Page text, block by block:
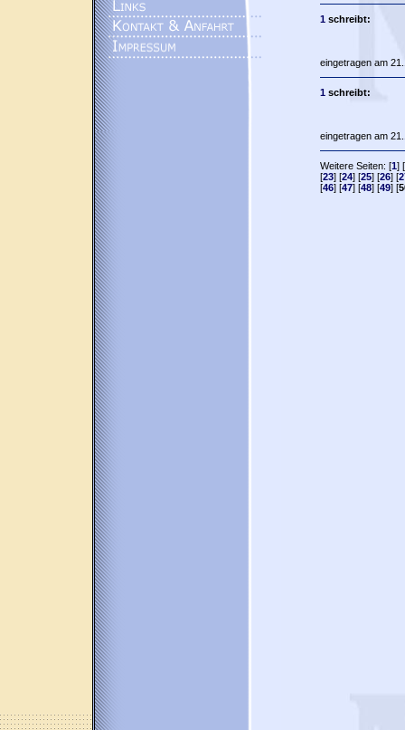
1schreibt:
eingetragen am
1schreibt:
eingetragen am
Weitere Seiten: [1] [
[23] [24] [25] [26] [
[46] [47] [48] [49] [